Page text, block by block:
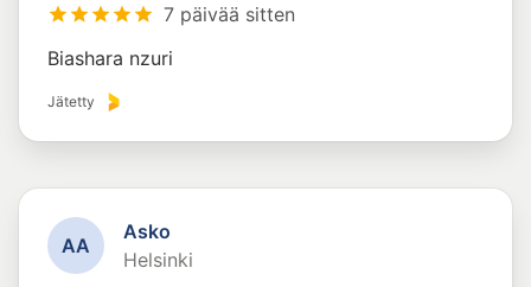
7 päivää sitten
Biashara nzuri
Jätetty
AA
Asko
Helsinki